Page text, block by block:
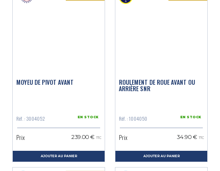
MOYEU DE PIVOT AVANT
Réf. : 3004052 EN STOCK
Prix 239.00 € TTC
AJOUTER AU PANIER
ROULEMENT DE ROUE AVANT OU
ARRIÈRE SNR
Réf. : 1004050 EN STOCK
Prix 34.90 € TTC
AJOUTER AU PANIER